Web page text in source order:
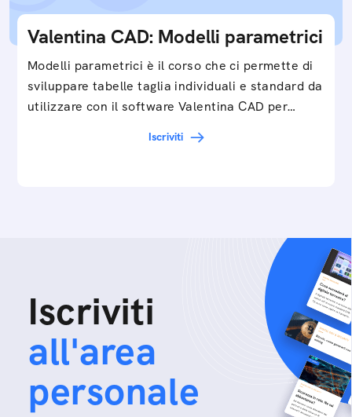
Valentina CAD: Modelli parametrici
Modelli parametrici è il corso che ci permette di
sviluppare tabelle taglia individuali e standard da
utilizzare con il software Valentina CAD per…
Iscriviti
Iscriviti
all'area
personale